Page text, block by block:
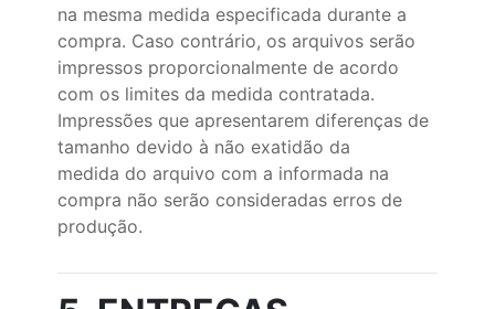
na mesma medida especificada durante a
compra. Caso contrário, os arquivos serão
impressos proporcionalmente de acordo
com os limites da medida contratada.
Impressões que apresentarem diferenças de
tamanho devido à não exatidão da
medida do arquivo com a informada na
compra não serão consideradas erros de
produção.